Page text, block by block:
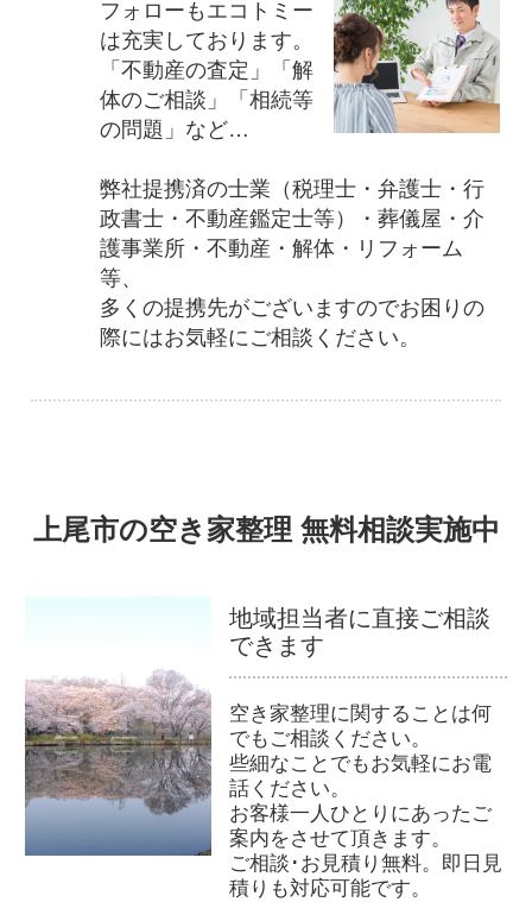
フォローもエコトミー
は充実しております。
「不動産の査定」「解
体のご相談」「相続等
の問題」など…
弊社提携済の士業（税理士・弁護士・行
政書士・不動産鑑定士等）・葬儀屋・介
護事業所・不動産・解体・リフォーム
等、
多くの提携先がございますのでお困りの
際にはお気軽にご相談ください。
上尾市の空き家整理 無料相談実施中
地域担当者に直接ご相談
できます
空き家整理に関することは何
でもご相談ください。
些細なことでもお気軽にお電
話ください。
お客様一人ひとりにあったご
案内をさせて頂きます。
ご相談･お見積り無料。即日見
積りも対応可能です。